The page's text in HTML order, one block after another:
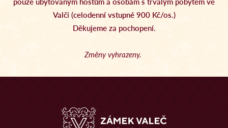
Valči (celodenní vstupné 900 Kč/os.)
Děkujeme za pochopení.
Změny vyhrazeny.